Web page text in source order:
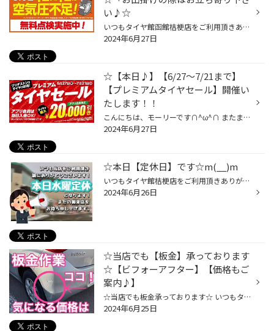
い♪☆
いつもタイヤ館函館桔梗店をご利用頂きありがとうございます٩(^‿^)۶ タイヤの空気圧は自然と変動していくものなので 当店では1か月に一度、空気圧の点検を推奨していますが 皆様タイヤの空気圧チェックはお済ですか？？ タイヤ製造業発展の為設立された団体さんの調査では なんと！！4台に一台が空...
2024年6月27日
☆【本日♪】【6/27〜7/21まで】
【プレミアムタイヤセール】開催い
たします！！
こんにちは、モーリーです∩^ω^∩ またまた告知です♪ 6/27(木)～7/21(日) まで 『プレミアムタイヤセール！！』 開催いたします♪ タイヤ館/コクピットでは 安心・安全の為に、定期的な 『安全点検』をオススメしています！ タイヤの事はもちろんですが、 エンジンルームや下回りの点検なども 『無料』...
2024年6月27日
☆本日【定休日】です☆m(__)m
いつもタイヤ館桔梗店をご利用頂きありがとうございますm(_ _)m おはようございます♪当店は本日定休日となっております！ 尚、本日は昭和店、本通店、も定休日となりますので お急ぎの場合は日の出店をご利用下さい♪ お急ぎじゃ無い場合は、是非木曜日に桔梗店のご利用をお願い致します✌︎('ω'✌︎ ) ...
2024年6月26日
☆当店でも【板金】承っております
☆【ビフォーアフター】【価格もご
案内♪】
☆当店でも板金承っております☆ いつもタイヤ館桔梗店をご利用頂きありがとうございます∩^ω^∩ タイヤ館＝タイヤのみと思われている方もいらっしゃるのでは？！ そんなことはありません。 おクルマのこと何でもお気軽にご相談ください!(^^)! 例えば鈑金作業… 今日はビフォーアフターと価格のご紹介♪∩^...
2024年6月25日